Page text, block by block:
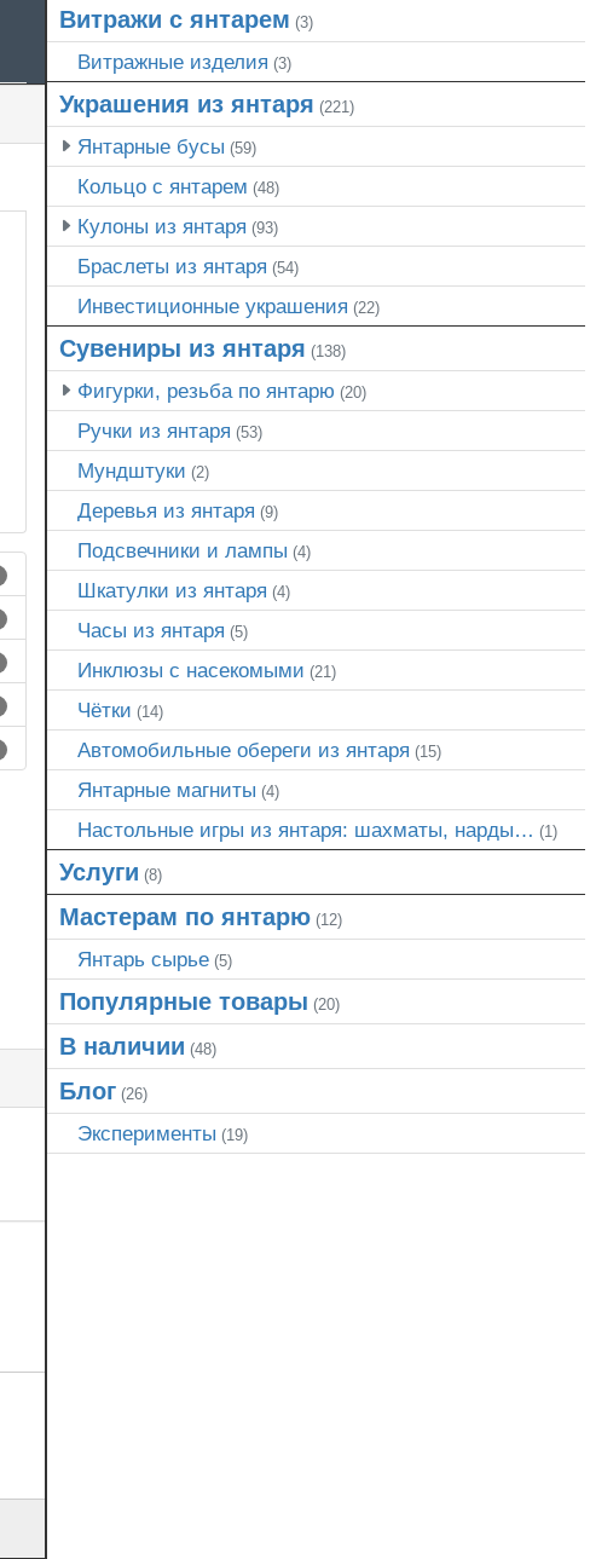
Витражи с янтарем (3)
Витражные изделия (3)
Украшения из янтаря (221)
Янтарные бусы (59)
Кольцо с янтарем (48)
Кулоны из янтаря (93)
Браслеты из янтаря (54)
Инвестиционные украшения (22)
Сувениры из янтаря (138)
Фигурки, резьба по янтарю (20)
Ручки из янтаря (53)
Мундштуки (2)
Деревья из янтаря (9)
Подсвечники и лампы (4)
Шкатулки из янтаря (4)
Часы из янтаря (5)
Инклюзы с насекомыми (21)
Чётки (14)
Автомобильные обереги из янтаря (15)
Янтарные магниты (4)
Настольные игры из янтаря: шахматы, нарды… (1)
Услуги (8)
Мастерам по янтарю(12)
Янтарь сырье(5)
Популярные товары (20)
В наличии (48)
Блог(26)
Эксперименты (19)